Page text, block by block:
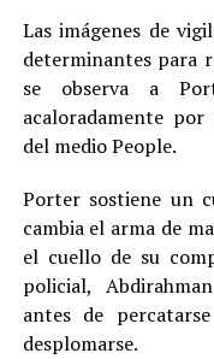
Las imágenes de
determinantes para
se observa a
acaloradamente
del medio People.
Porter sostiene un
cambia el arma de
el cuello de su
policial,
antes de
desplomarse.